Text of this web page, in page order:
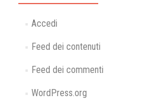
Accedi
Feed dei contenuti
Feed dei commenti
WordPress.org